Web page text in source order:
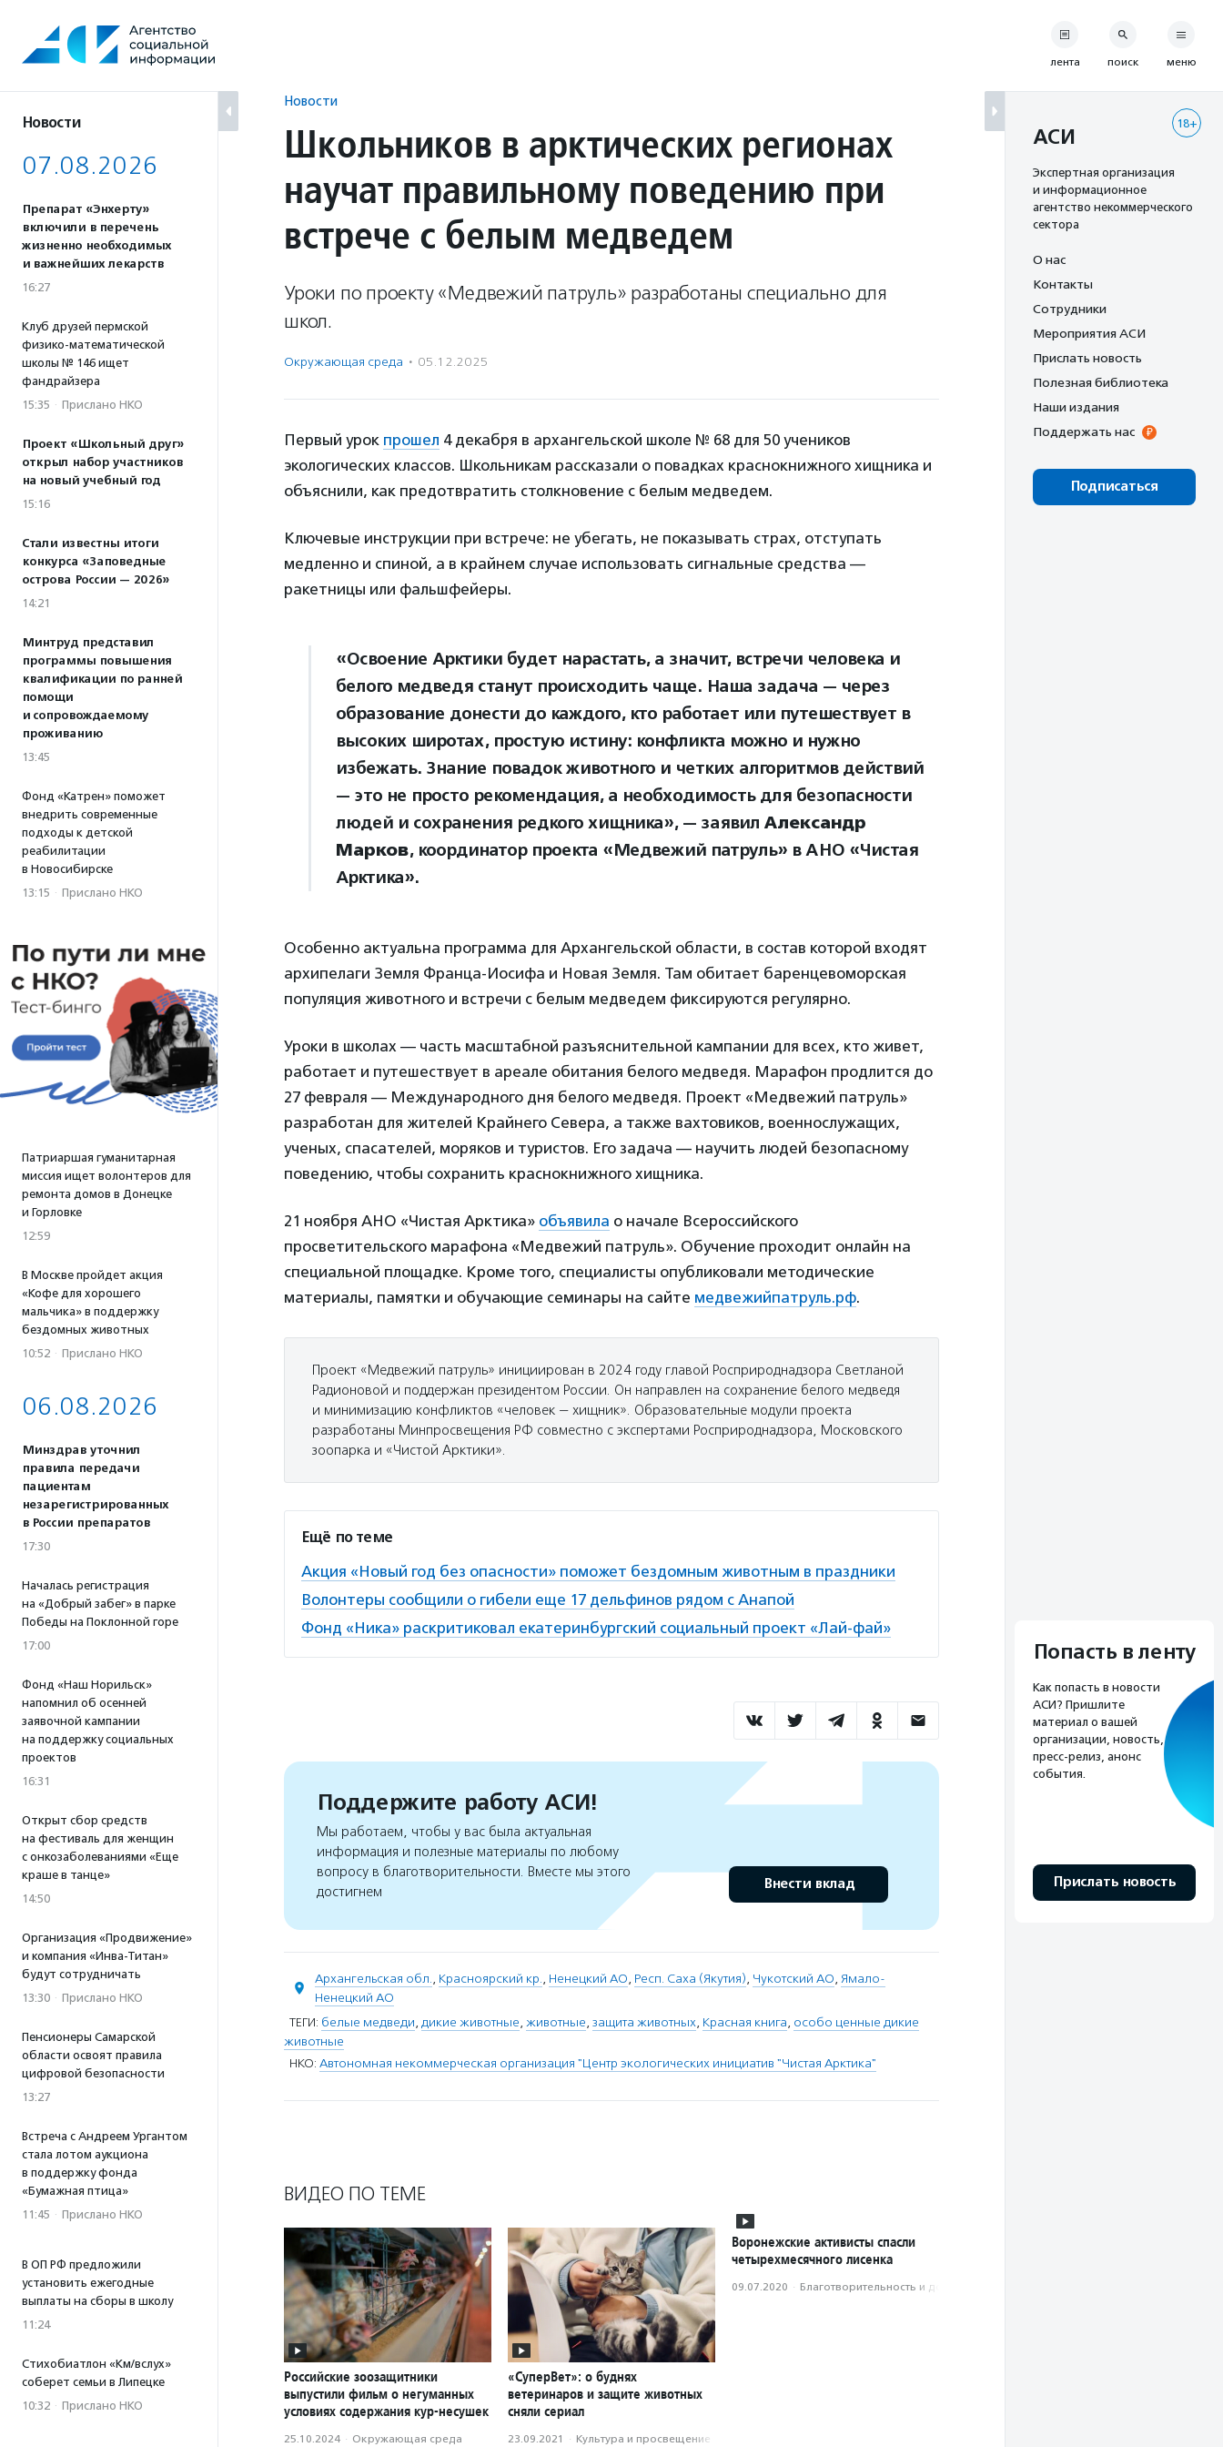
содержанию
Новости
07.08.2026
Препарат «Энхерту»
включили в перечень
жизненно необходимых
и важнейших лекарств
16:27
Клуб друзей пермской
физико-математической
школы № 146 ищет
фандрайзера
15:35 · Прислано НКО
Проект «Школьный друг»
открыл набор участников
на новый учебный год
15:16
Стали известны итоги
конкурса «Заповедные
острова России — 2026»
14:21
Минтруд представил
программы повышения
квалификации по ранней
помощи
и сопровождаемому
проживанию
13:45
Фонд «Катрен» поможет
внедрить современные
подходы к детской
реабилитации
в Новосибирске
13:15 · Прислано НКО
Патриаршая гуманитарная
миссия ищет волонтеров для
ремонта домов в Донецке
и Горловке
12:59
В Москве пройдет акция
«Кофе для хорошего
мальчика» в поддержку
бездомных животных
10:52 · Прислано НКО
06.08.2026
Минздрав уточнил
правила передачи
пациентам
незарегистрированных
в России препаратов
17:30
Началась регистрация
на «Добрый забег» в парке
Победы на Поклонной горе
17:00
Фонд «Наш Норильск»
напомнил об осенней
заявочной кампании
на поддержку социальных
проектов
16:31
Открыт сбор средств
на фестиваль для женщин
с онкозаболеваниями «Еще
краше в танце»
14:50
Организация «Продвижение»
и компания «Инва-Титан»
будут сотрудничать
13:30 · Прислано НКО
Пенсионеры Самарской
области освоят правила
цифровой безопасности
13:27
Встреча с Андреем Ургантом
стала лотом аукциона
в поддержку фонда
«Бумажная птица»
11:45 · Прислано НКО
В ОП РФ предложили
установить ежегодные
выплаты на сборы в школу
11:24
Стихобиатлон «Км/вслух»
соберет семьи в Липецке
10:32 · Прислано НКО
Новости
Школьников в арктических регионах
научат правильному поведению при
встрече с белым медведем
Уроки по проекту «Медвежий патруль» разработаны специально для
школ.
Окружающая среда · 05.12.2025
Первый урок прошел 4 декабря в архангельской школе № 68 для 50 учеников
экологических классов. Школьникам рассказали о повадках краснокнижного хищника и
объяснили, как предотвратить столкновение с белым медведем.
Ключевые инструкции при встрече: не убегать, не показывать страх, отступать
медленно и спиной, а в крайнем случае использовать сигнальные средства —
ракетницы или фальшфейеры.
«Освоение Арктики будет нарастать, а значит, встречи человека и
белого медведя станут происходить чаще. Наша задача — через
образование донести до каждого, кто работает или путешествует в
высоких широтах, простую истину: конфликта можно и нужно
избежать. Знание повадок животного и четких алгоритмов действий
— это не просто рекомендация, а необходимость для безопасности
людей и сохранения редкого хищника», — заявил Александр
Марков, координатор проекта «Медвежий патруль» в АНО «Чистая
Арктика».
Особенно актуальна программа для Архангельской области, в состав которой входят
архипелаги Земля Франца-Иосифа и Новая Земля. Там обитает баренцевоморская
популяция животного и встречи с белым медведем фиксируются регулярно.
Уроки в школах — часть масштабной разъяснительной кампании для всех, кто живет,
работает и путешествует в ареале обитания белого медведя. Марафон продлится до
27 февраля — Международного дня белого медведя. Проект «Медвежий патруль»
разработан для жителей Крайнего Севера, а также вахтовиков, военнослужащих,
ученых, спасателей, моряков и туристов. Его задача — научить людей безопасному
поведению, чтобы сохранить краснокнижного хищника.
21 ноября АНО «Чистая Арктика» объявила о начале Всероссийского
просветительского марафона «Медвежий патруль». Обучение проходит онлайн на
специальной площадке. Кроме того, специалисты опубликовали методические
материалы, памятки и обучающие семинары на сайте медвежийпатруль.рф.
Проект «Медвежий патруль» инициирован в 2024 году главой Росприроднадзора Светланой
Радионовой и поддержан президентом России. Он направлен на сохранение белого медведя
и минимизацию конфликтов «человек — хищник». Образовательные модули проекта
разработаны Минпросвещения РФ совместно с экспертами Росприроднадзора, Московского
зоопарка и «Чистой Арктики».
Ещё по теме
Акция «Новый год без опасности» поможет бездомным животным в праздники
Волонтеры сообщили о гибели еще 17 дельфинов рядом с Анапой
Фонд «Ника» раскритиковал екатеринбургский социальный проект «Лай-фай»
Поддержите работу АСИ!
Мы работаем, чтобы у вас была актуальная
информация и полезные материалы по любому
вопросу в благотворительности. Вместе мы этого
достигнем
Внести вклад
Архангельская обл., Красноярский кр., Ненецкий АО, Респ. Саха (Якутия), Чукотский АО, Ямало-
Ненецкий АО
ТЕГИ: белые медведи, дикие животные, животные, защита животных, Красная книга, особо ценные дикие
животные
НКО: Автономная некоммерческая организация "Центр экологических инициатив "Чистая Арктика"
ВИДЕО ПО ТЕМЕ
Российские зоозащитники
выпустили фильм о негуманных
условиях содержания кур-несушек
25.10.2024 · Окружающая среда
«СуперВет»: о буднях
ветеринаров и защите животных
сняли сериал
23.09.2021 · Культура и просвещение
Воронежские активисты спасли
четырехмесячного лисенка
09.07.2020 · Благотвори­тель­ность и доброволь­чест­во
лента поиск меню
18+
АСИ
Экспертная организация
и информационное
агентство некоммерческого
сектора
О нас
Контакты
Сотрудники
Мероприятия АСИ
Прислать новость
Полезная библиотека
Наши издания
Поддержать нас
Подписаться
Попасть в ленту
Как попасть в новости
АСИ? Пришлите
материал о вашей
организации, новость,
пресс-релиз, анонс
события.
Прислать новость